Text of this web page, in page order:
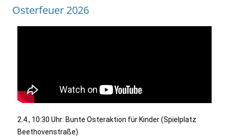
Osterfeuer 2026
2.4., 10:30 Uhr: Bunte Osteraktion für Kinder (Spielplatz
Beethovenstraße)